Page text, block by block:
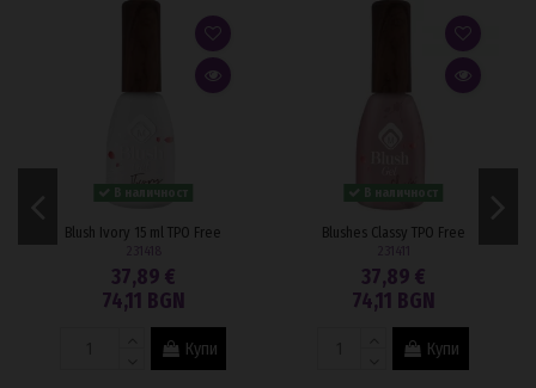
Blush Ivory 15 ml TPO Free
37,89 €
74,11 BGN
Купи
Blushes Classy TPO Free
37,89 €
74,11 BGN
Купи